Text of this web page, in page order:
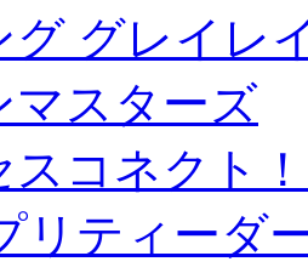
グ グレイレ
マスターズ
スコネクト
リティーダ